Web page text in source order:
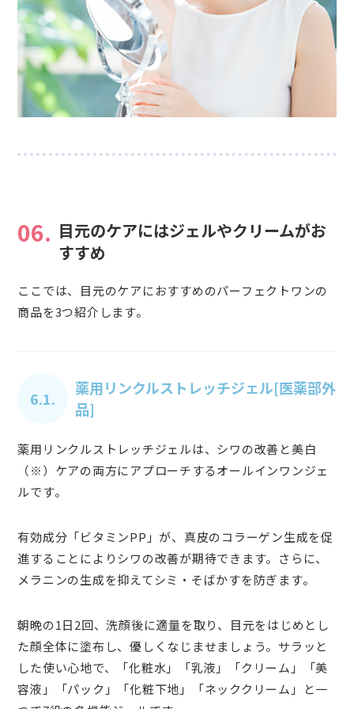
06. 目元のケアにはジェルやクリームがお
すすめ
ここでは、目元のケアにおすすめのパーフェクトワンの
商品を3つ紹介します。
6.1.
薬用リンクルストレッチジェル[医薬部外
品]
薬用リンクルストレッチジェルは、シワの改善と美白
（※）ケアの両方にアプローチするオールインワンジェ
ルです。
有効成分「ビタミンPP」が、真皮のコラーゲン生成を促
進することによりシワの改善が期待できます。さらに、
メラニンの生成を抑えてシミ・そばかすを防ぎます。
朝晩の1日2回、洗顔後に適量を取り、目元をはじめとし
た顔全体に塗布し、優しくなじませましょう。サラッと
した使い心地で、「化粧水」「乳液」「クリーム」「美
容液」「パック」「化粧下地」「ネッククリーム」と一